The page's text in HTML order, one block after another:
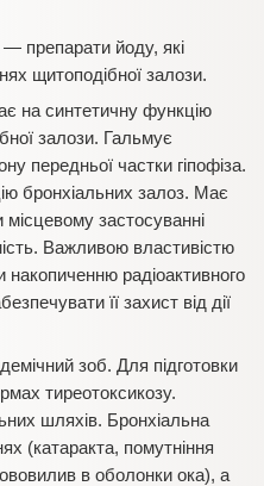
препарати йоду, які
щитоподібної залози.
на синтетичну функцію
залози. Гальмує
передньої частки гіпофіза.
бронхіальних залоз. Має
місцевому застосуванні
Важливою властивістю
накопиченню радіоактивного
її захист від дії
зоб. Для підготовки
тиреотоксикозу.
шляхів. Бронхіальна
(катаракта, помутніння
в оболонки ока), а